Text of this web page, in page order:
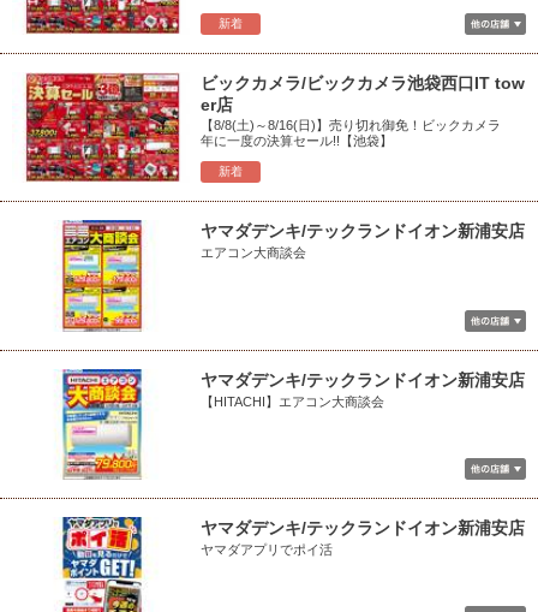
新着
新着
ビックカメラ/ビックカメラ池袋西口IT tow
er店
【8/8(土)～8/16(日)】売り切れ御免！ビックカメラ
年に一度の決算セール!!【池袋】
ヤマダデンキ/テックランドイオン新浦安店
エアコン大商談会
ヤマダデンキ/テックランドイオン新浦安店
【HITACHI】エアコン大商談会
ヤマダデンキ/テックランドイオン新浦安店
ヤマダアプリでポイ活